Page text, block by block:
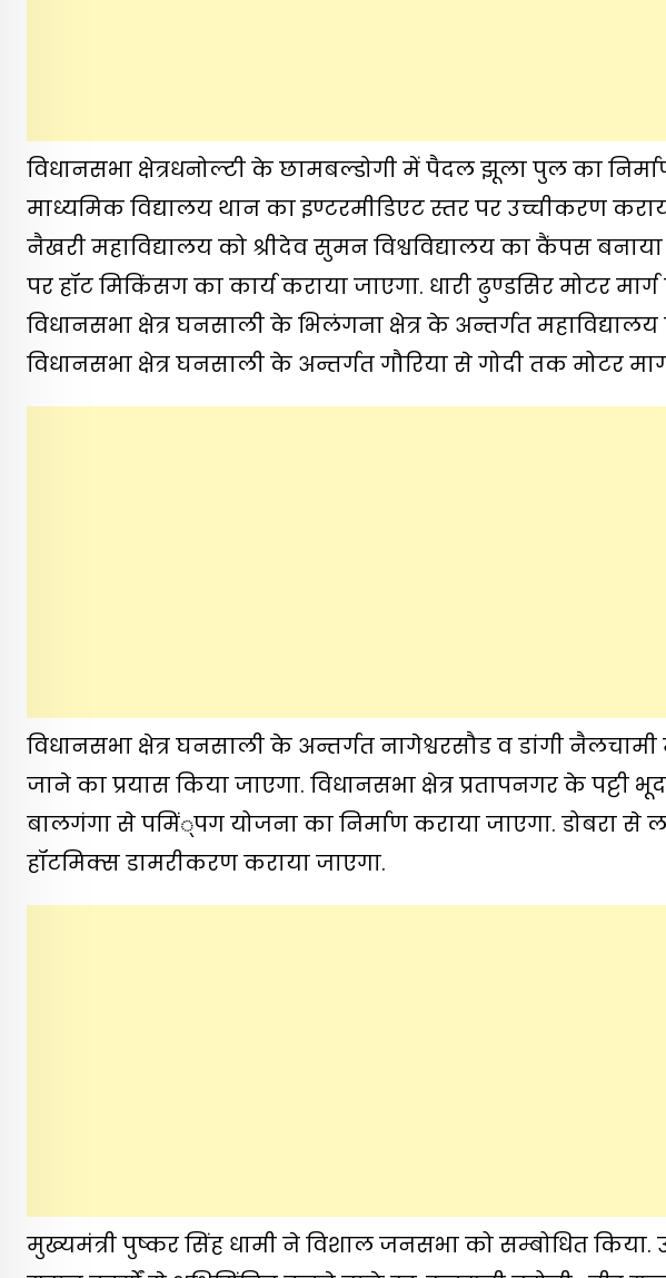
विधानसभा क्षेत्रधनोल्टी के छामबल्डोगी में पैदल झूला पुल का
माध्यमिक विद्यालय थान का इण्टरमीडिएट स्तर पर उच्चीकरण
नैखरी महाविद्यालय को श्रीदेव सुमन विश्वविद्यालय का कैंपस
पर हॉट मिकिंसग का कार्य कराया जाएगा. धारी ढुण्डसिर मोटर
विधानसभा क्षेत्र घनसाली के भिलंगना क्षेत्र के अन्तर्गत
विधानसभा क्षेत्र घनसाली के अन्तर्गत गौरिया से गोदी तक मोटर
विधानसभा क्षेत्र घनसाली के अन्तर्गत नागेश्वरसौड व डांगी
जाने का प्रयास किया जाएगा. विधानसभा क्षेत्र प्रतापनगर के
बालगंगा से पमिं्पग योजना का निर्माण कराया जाएगा. डोबरा
हॉटमिक्स डामरीकरण कराया जाएगा.
मुख्यमंत्री पुष्कर सिंह धामी ने विशाल जनसभा को सम्बोधित किया.